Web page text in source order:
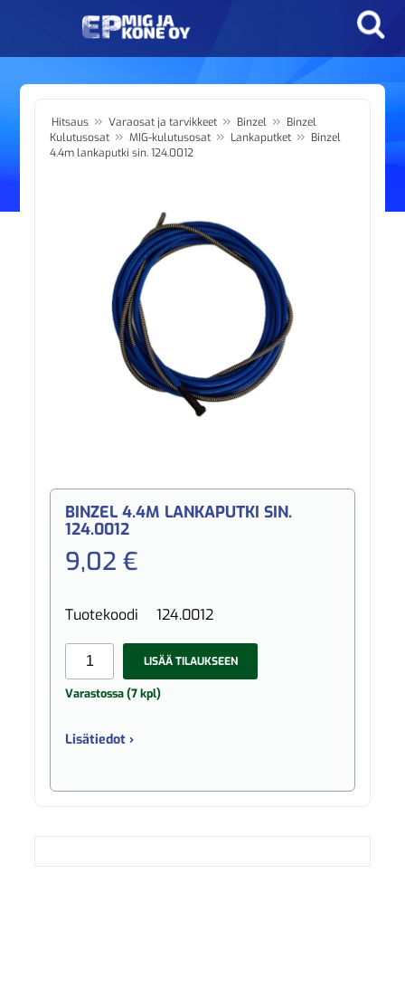
Hitsaus » Varaosat ja tarvikkeet » Binzel » Binzel
Kulutusosat » MIG-kulutusosat » Lankaputket » Binzel
4.4m lankaputki sin. 124.0012
BINZEL 4.4M LANKAPUTKI SIN.
124.0012
9,02 €
Tuotekoodi 124.0012
LISÄÄ TILAUKSEEN
Varastossa (7 kpl)
Lisätiedot ›